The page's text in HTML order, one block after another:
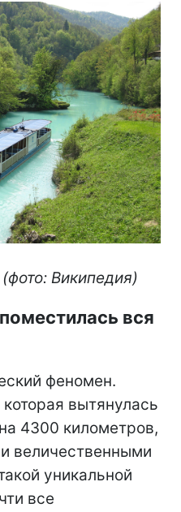
Википедия)
вся
феномен.
вытянулась
4300 километров,
величественными
уникальной
все